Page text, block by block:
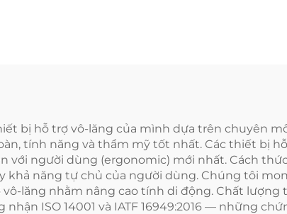
bị hỗ trợ vô-lăng của mình dựa trên chuyên
tính năng và thẩm mỹ tốt nhất. Các thiết bị
người dùng (ergonomic) mới nhất. Cách
năng tự chủ của người dùng. Chúng tôi
lăng nhằm nâng cao tính di động. Chất
ISO 14001 và IATF 16949:2016 — những